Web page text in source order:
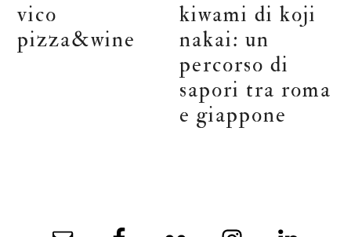
vico
pizza&wine
kiwami di koji
nakai: un
percorso di
sapori tra roma
e giappone